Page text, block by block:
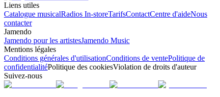
Liens utiles
Catalogue musicalRadios In-storeTarifsContactCentre d'aideNous
contacter
Jamendo
Jamendo pour les artistesJamendo Music
Mentions légales
Conditions générales d'utilisationConditions de ventePolitique de
confidentialitéPolitique des cookiesViolation de droits d'auteur
Suivez-nous